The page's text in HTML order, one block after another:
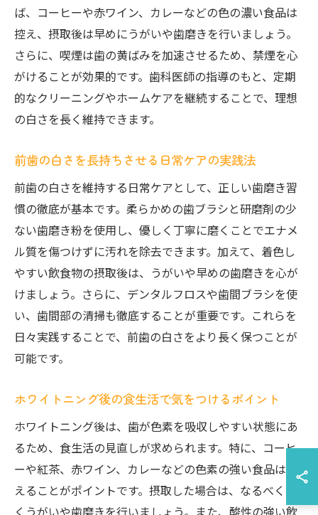
ば、コーヒーや赤ワイン、カレーなどの色の濃い食品は
控え、摂取後は早めにうがいや歯磨きを行いましょう。
さらに、喫煙は歯の黄ばみを加速させるため、禁煙を心
がけることが効果的です。歯科医師の指導のもと、定期
的なクリーニングやホームケアを継続することで、理想
の白さを長く維持できます。
前歯の白さを長持ちさせる日常ケアの実践法
前歯の白さを維持する日常ケアとして、正しい歯磨き習
慣の徹底が基本です。柔らかめの歯ブラシと研磨剤の少
ない歯磨き粉を使用し、優しく丁寧に磨くことでエナメ
ル質を傷つけずに汚れを除去できます。加えて、着色し
やすい飲食物の摂取後は、うがいや早めの歯磨きを心が
けましょう。さらに、デンタルフロスや歯間ブラシを使
い、歯間部の清掃も徹底することが重要です。これらを
日々実践することで、前歯の白さをより長く保つことが
可能です。
ホワイトニング後の食生活で気をつけるポイント
ホワイトニング後は、歯が色素を吸収しやすい状態にあ
るため、食生活の見直しが求められます。特に、コーヒ
ーや紅茶、赤ワイン、カレーなどの色素の強い食品は控
えることがポイントです。摂取した場合は、なるべく早
くうがいや歯磨きを行いましょう。また、酸性の強い飲